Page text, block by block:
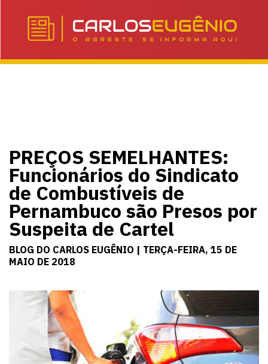
PREÇOS SEMELHANTES:
Funcionários do Sindicato
de Combustíveis de
Pernambuco são Presos por
Suspeita de Cartel
BLOG DO CARLOS EUGÊNIO | TERÇA-FEIRA, 15 DE
MAIO DE 2018